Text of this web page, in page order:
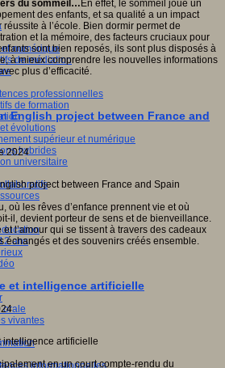
numérique
de médiation
professionnelles
de formation
évolutions
supérieur et numérique
hybrides
universitaire
ans
orale
vivantes
informationnelles
du sommeil… En effet, le sommeil joue un
des enfants, et sa qualité a un impact
à l’école. Bien dormir permet de
et la mémoire, des facteurs cruciaux pour
sont bien reposés, ils sont plus disposés à
à mieux comprendre les nouvelles informations
plus d’efficacité.
English project between France and
2024
où les rêves d’enfance prennent vie et où
il, devient porteur de sens et de bienveillance.
l’amour qui se tissent à travers des cadeaux
échangés et des souvenirs créés ensemble.
et intelligence artificielle
en un court compte-rendu du